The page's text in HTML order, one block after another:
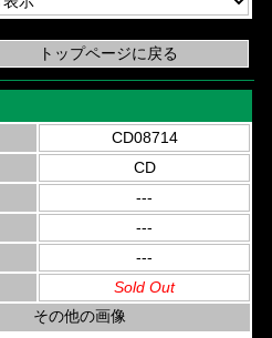
CD08714
CD
---
---
---
Sold Out
その他の画像